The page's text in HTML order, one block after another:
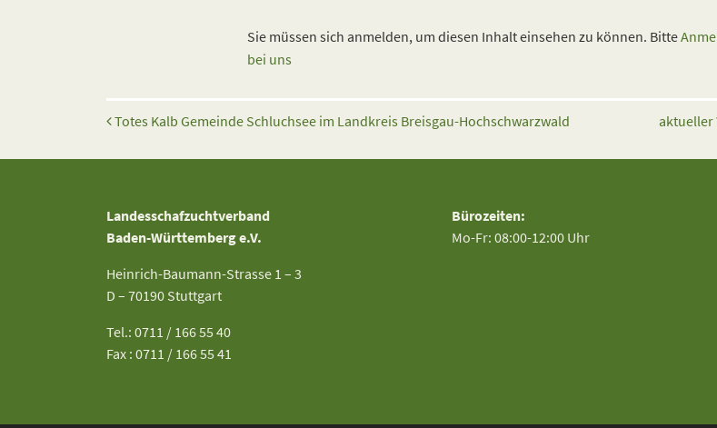
Sie müssen sich anmelden, um diesen Inhalt einsehen zu können. Bitte
bei uns
Beitrags-Navigation
Totes Kalb Gemeinde Schluchsee im Landkreis Breisgau-Hochschwarzwald aktueller
Landesschafzuchtverband
Baden-Württemberg e.V.
Heinrich-Baumann-Strasse 1 – 3
D – 70190 Stuttgart
Tel.: 0711 / 166 55 40
Fax : 0711 / 166 55 41
Bürozeiten:
Mo-Fr: 08:00-12:00 Uhr